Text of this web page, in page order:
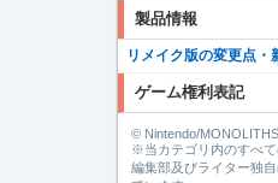
製品情報
リメイク版の変更点・
ゲーム権利表記
© Nintendo/
※当カテゴリ内のすべ
編集部及びライター独